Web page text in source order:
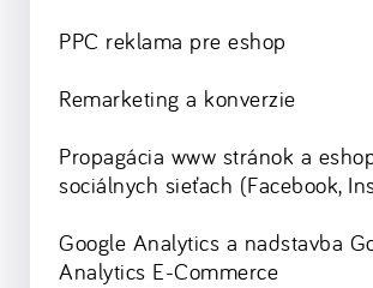
PPC reklama pre eshop
Remarketing a konverzie
Propagácia www stránok a
sociálnych sieťach (Facebook,
Google Analytics a nadstavba
Analytics E-Commerce